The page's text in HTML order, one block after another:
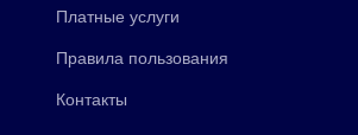
Платные услуги
Правила пользования
Контакты